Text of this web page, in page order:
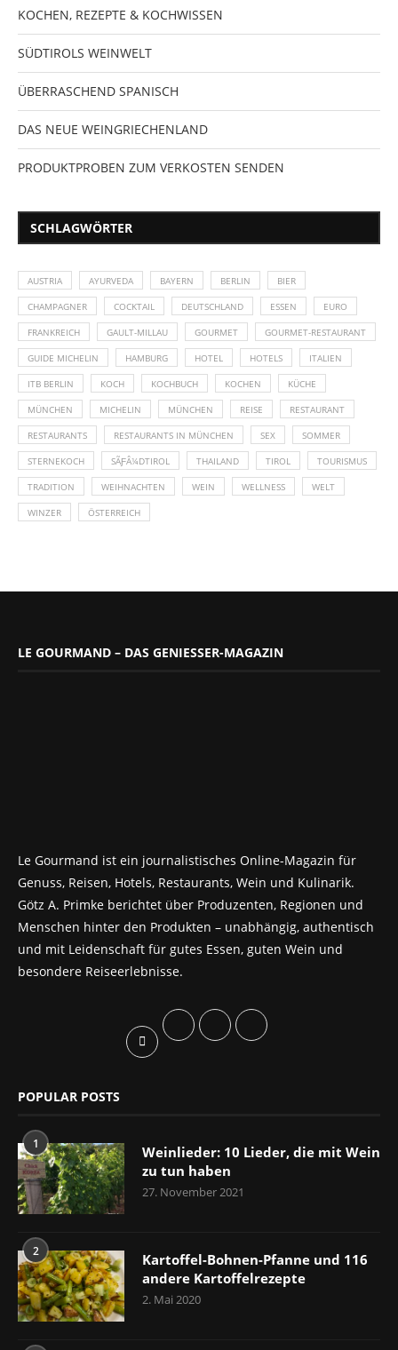
KOCHEN, REZEPTE & KOCHWISSEN
SÜDTIROLS WEINWELT
ÜBERRASCHEND SPANISCH
DAS NEUE WEINGRIECHENLAND
PRODUKTPROBEN ZUM VERKOSTEN SENDEN
SCHLAGWÖRTER
AUSTRIA AYURVEDA BAYERN BERLIN BIER
CHAMPAGNER COCKTAIL DEUTSCHLAND ESSEN EURO
FRANKREICH GAULT-MILLAU GOURMET GOURMET-RESTAURANT
GUIDE MICHELIN HAMBURG HOTEL HOTELS ITALIEN
ITB BERLIN KOCH KOCHBUCH KOCHEN KÜCHE
MÜNCHEN MICHELIN MÜNCHEN REISE RESTAURANT
RESTAURANTS RESTAURANTS IN MÜNCHEN SEX SOMMER
STERNEKOCH SÃƑÂ¼DTIROL THAILAND TIROL TOURISMUS
TRADITION WEIHNACHTEN WEIN WELLNESS WELT
WINZER ÖSTERREICH
LE GOURMAND – DAS GENIESSER-MAGAZIN
Le Gourmand ist ein journalistisches Online-Magazin für
Genuss, Reisen, Hotels, Restaurants, Wein und Kulinarik.
Götz A. Primke berichtet über Produzenten, Regionen und
Menschen hinter den Produkten – unabhängig, authentisch
und mit Leidenschaft für gutes Essen, guten Wein und
besondere Reiseerlebnisse.
POPULAR POSTS
1
Weinlieder: 10 Lieder, die mit Wein
zu tun haben
27. November 2021
2
Kartoffel-Bohnen-Pfanne und 116
andere Kartoffelrezepte
2. Mai 2020